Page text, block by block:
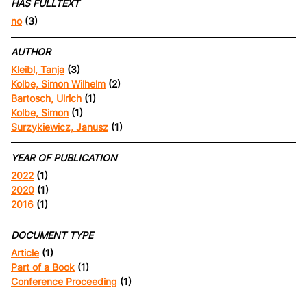
HAS FULLTEXT
no(3)
AUTHOR
Kleibl, Tanja (3)
Kolbe, Simon Wilhelm (2)
Bartosch, Ulrich (1)
Kolbe, Simon (1)
Surzykiewicz, Janusz (1)
YEAR OF PUBLICATION
2022 (1)
2020 (1)
2016 (1)
DOCUMENT TYPE
Article (1)
Part of a Book (1)
Conference Proceeding (1)